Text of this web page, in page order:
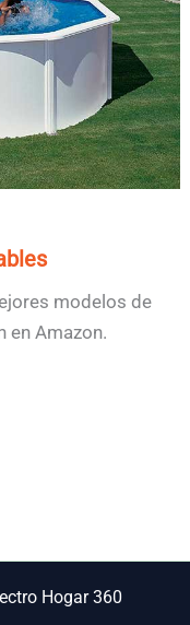
modelos de
en Amazon.
Hogar 360